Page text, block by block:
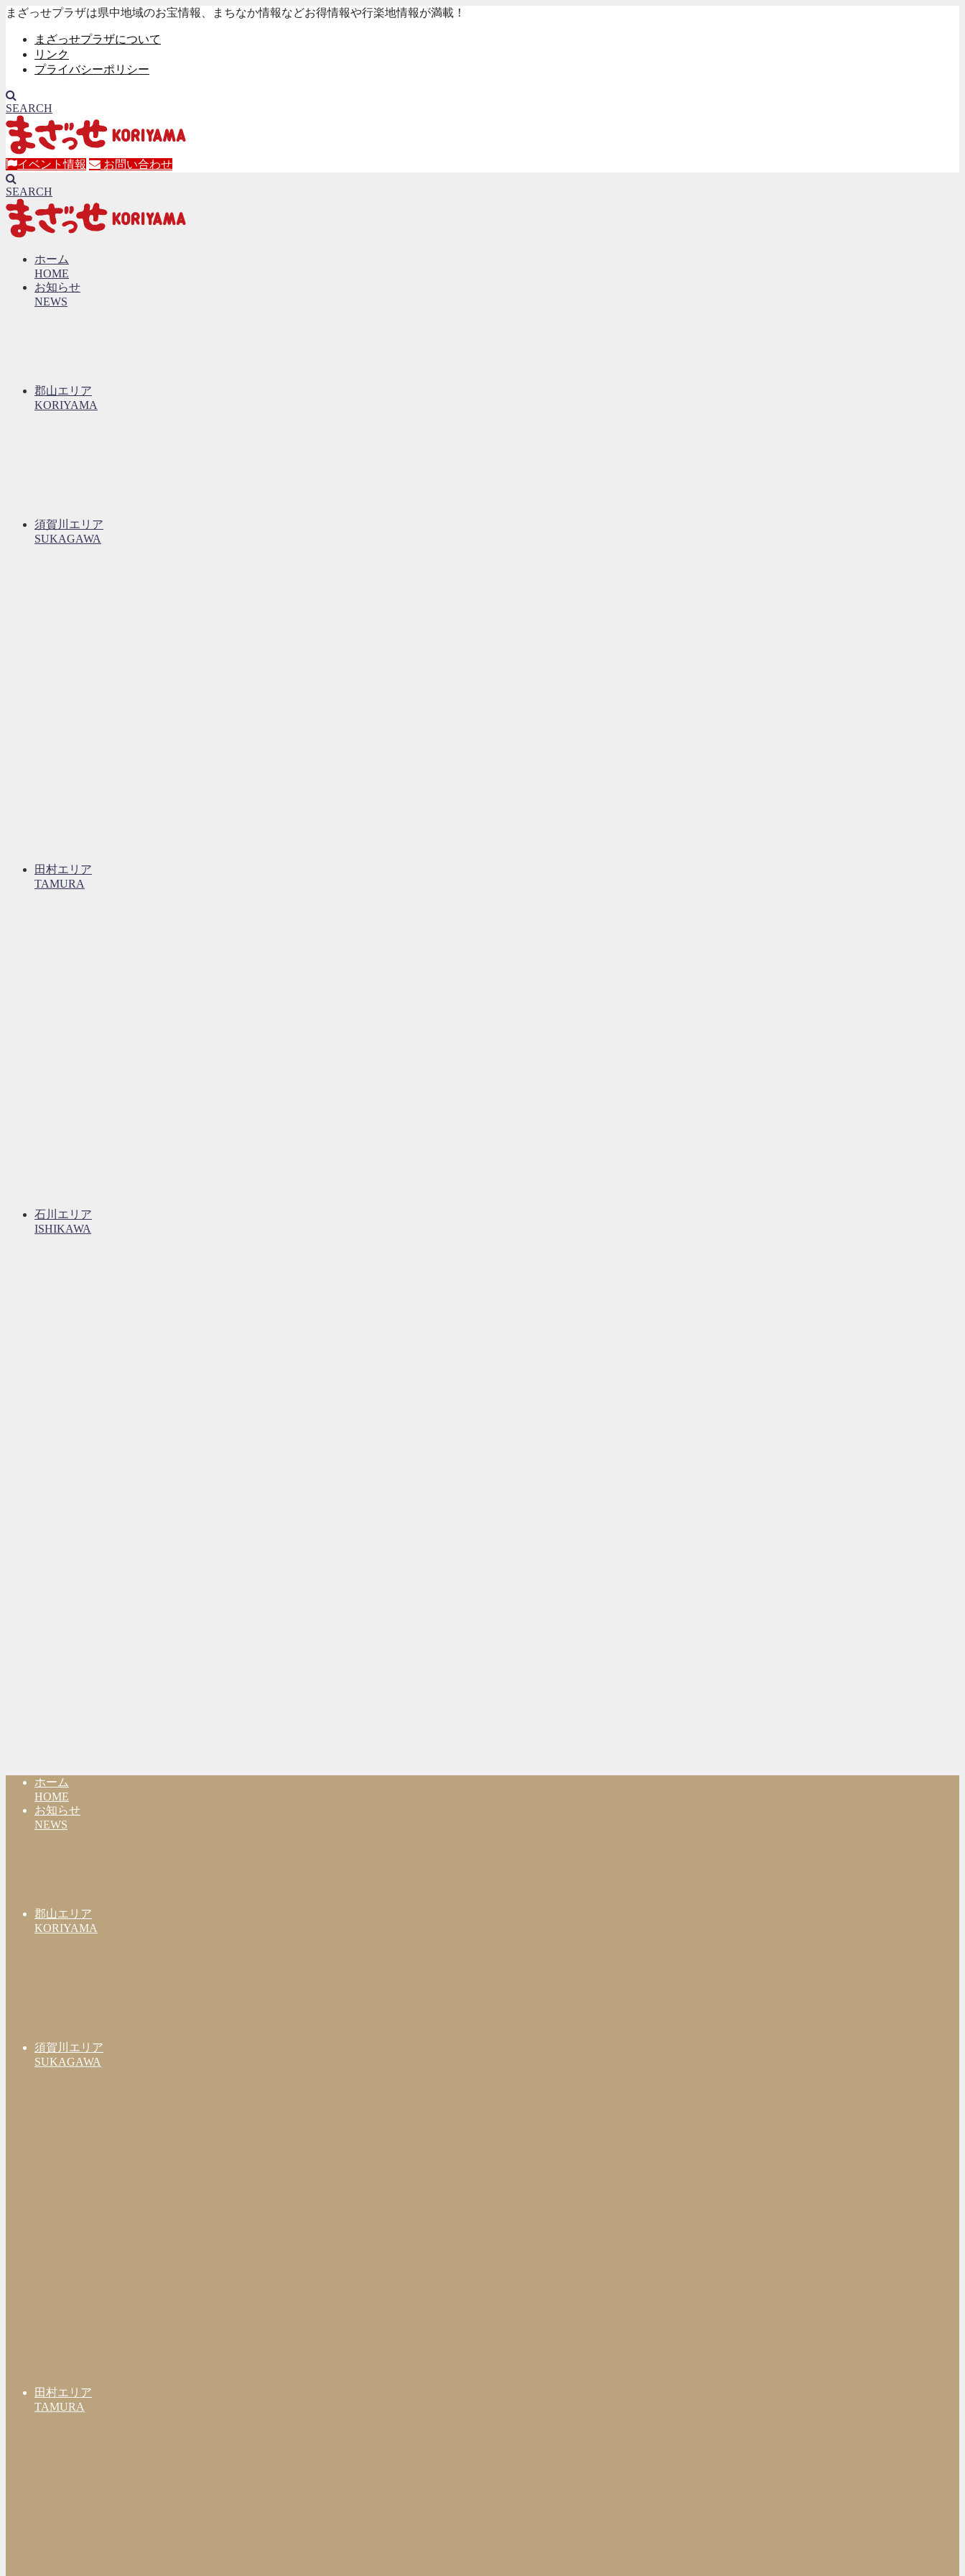
まざっせプラザは県中地域のお宝情報、まちなか情報などお得情報や行楽地情報が満載！
まざっせプラザについて
リンク
プライバシーポリシー
SEARCH
イベント情報 お問い合わせ
SEARCH
ホーム
HOME
お知らせ
NEWS
郡山エリア
KORIYAMA
須賀川エリア
SUKAGAWA
田村エリア
TAMURA
石川エリア
ISHIKAWA
ホーム
HOME
お知らせ
NEWS
郡山エリア
KORIYAMA
須賀川エリア
SUKAGAWA
田村エリア
TAMURA